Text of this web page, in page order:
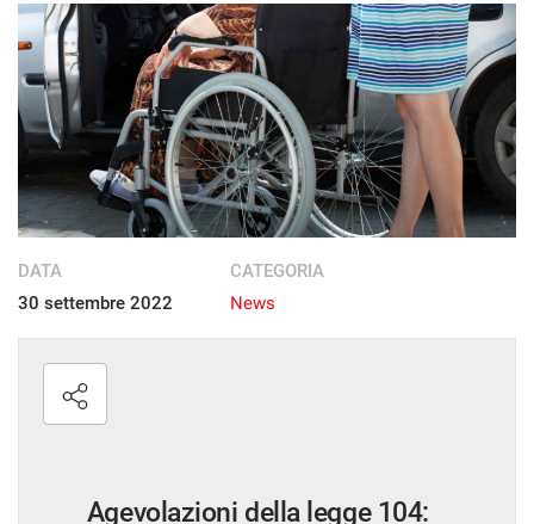
RECENSIONI
LISTA VEICOLI
VENDI LA TUA AUTO
ASSISTENZA POST VENDITA
NEWS
DATA
30 settembre 2022
CATEGORIA
News
Agevolazioni della legge 104:
esprimere
le
tue
preferenze
consenso
alle
tecnologie
di
tracciamento
adottiamo
per
funzionalità
svolgere
seguito